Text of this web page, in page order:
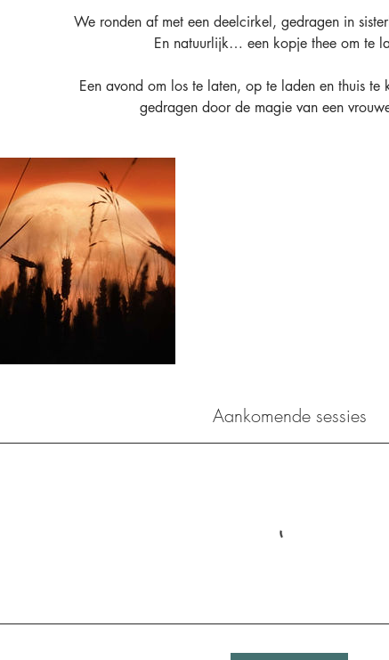
We ronden af met een deelcirkel, gedragen in
En natuurlijk… een kopje thee om te
Een avond om los te laten, op te laden en thuis
gedragen door de magie van een
Aankomende sessies